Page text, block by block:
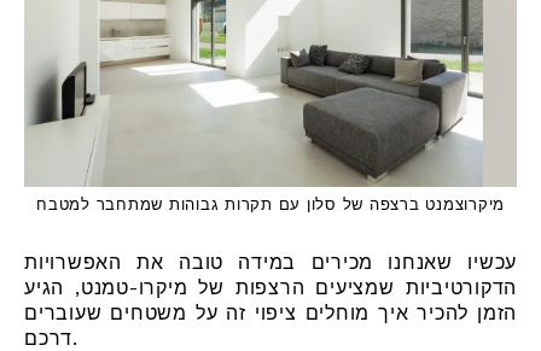
מיקרוצמנט ברצפה של סלון עם תקרות גבוהות שמתחבר למטבח
עכשיו שאנחנו מכירים במידה טובה את האפשרויות
הדקורטיביות שמציעים הרצפות של מיקרו-טמנט, הגיע
הזמן להכיר איך מוחלים ציפוי זה על משטחים שעוברים
דרכם.